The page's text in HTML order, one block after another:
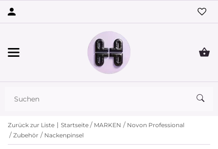
Zurück zur Liste Startseite MARKEN
Novon Professional
Zubehör
Nackenpinsel